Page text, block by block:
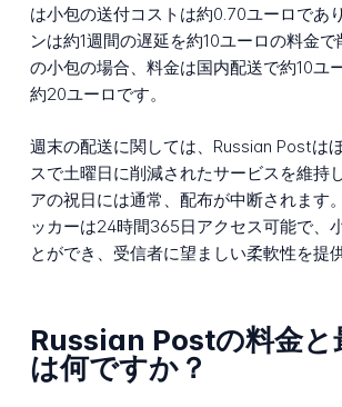
は小包の送付コストは約0.70ユーロであ
ンは約1週間の遅延を約10ユーロの料金
の小包の場合、料金は国内配送で約10ユ
約20ユーロです。
週末の配送に関しては、Russian Postは
スで土曜日に削減されたサービスを維持
アの祝日には通常、配布が中断されます
ッカーは24時間365日アクセス可能で、
とができ、受信者に望ましい柔軟性を提
Russian Postの料金と
は何ですか？